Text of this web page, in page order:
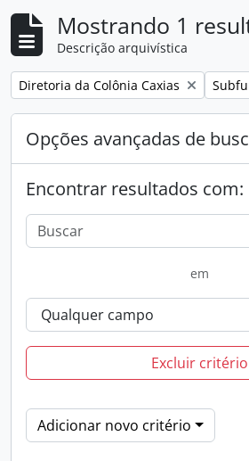
Mostrando 1
Descrição arquivística
Remover filtro:
Diretoria da Colônia Caxias
Opções avançadas de
Encontrar resultados com:
em
Excluir critério
Adicionar novo critério